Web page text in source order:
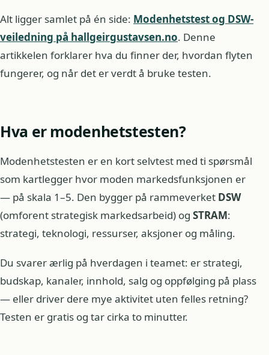
Alt ligger samlet på én side: Modenhetstest og DSW-
veiledning på hallgeirgustavsen.no. Denne
artikkelen forklarer hva du finner der, hvordan flyten
fungerer, og når det er verdt å bruke testen.
Hva er modenhetstesten?
Modenhetstesten er en kort selvtest med ti spørsmål
som kartlegger hvor moden markedsfunksjonen er
— på skala 1–5. Den bygger på rammeverket DSW
(omforent strategisk markedsarbeid) og STRAM:
strategi, teknologi, ressurser, aksjoner og måling.
Du svarer ærlig på hverdagen i teamet: er strategi,
budskap, kanaler, innhold, salg og oppfølging på plass
— eller driver dere mye aktivitet uten felles retning?
Testen er gratis og tar cirka to minutter.